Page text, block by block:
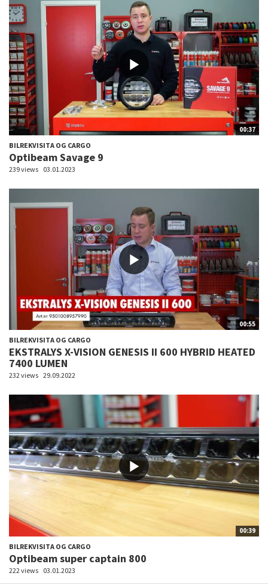
00:37
BILREKVISITA OG CARGO
Optibeam Savage 9
239 views 03.01.2023
00:55
BILREKVISITA OG CARGO
EKSTRALYS X-VISION GENESIS II 600 HYBRID HEATED
7400 LUMEN
232 views 29.09.2022
00:39
BILREKVISITA OG CARGO
Optibeam super captain 800
222 views 03.01.2023